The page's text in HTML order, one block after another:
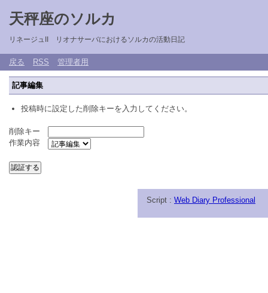
天秤座のソルカ
リネージュII リオナサーバにおけるソルカの活動日記
戻る RSS 管理者用
記事編集
投稿時に設定した削除キーを入力してください。
削除キー
作業内容
Script : Web Diary Professional